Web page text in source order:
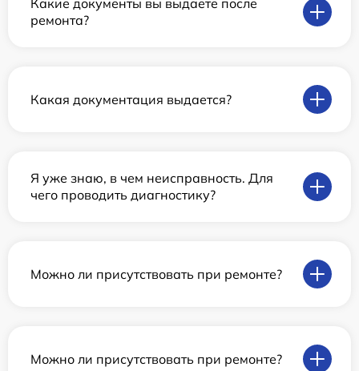
Какие документы вы выдаете после
ремонта?
Какая документация выдается?
Я уже знаю, в чем неисправность. Для
чего проводить диагностику?
Можно ли присутствовать при ремонте?
Можно ли присутствовать при ремонте?